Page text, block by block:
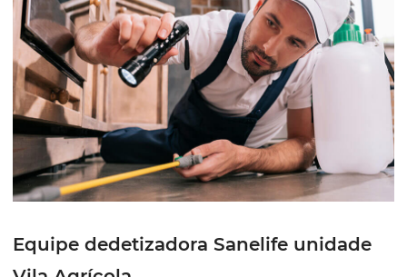
Equipe dedetizadora Sanelife unidade